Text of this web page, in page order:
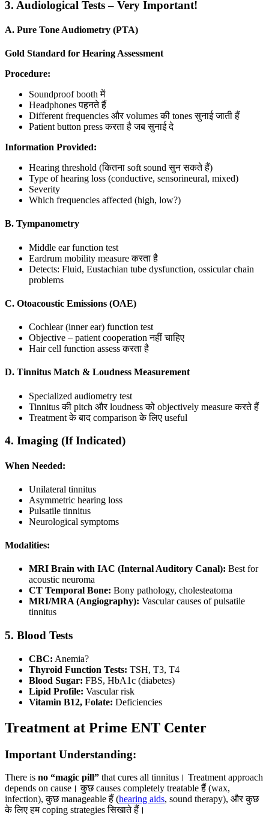
3. Audiological Tests – Very Important!
A. Pure Tone Audiometry (PTA)
Gold Standard for Hearing Assessment
Procedure:
Soundproof booth में
Headphones पहनते हैं
Different frequencies और volumes की tones सुनाई जाती हैं
Patient button press करता है जब सुनाई दे
Information Provided:
Hearing threshold (कितना soft sound सुन सकते हैं)
Type of hearing loss (conductive, sensorineural, mixed)
Severity
Which frequencies affected (high, low?)
B. Tympanometry
Middle ear function test
Eardrum mobility measure करता है
Detects: Fluid, Eustachian tube dysfunction, ossicular chain
problems
C. Otoacoustic Emissions (OAE)
Cochlear (inner ear) function test
Objective – patient cooperation नहीं चाहिए
Hair cell function assess करता है
D. Tinnitus Match & Loudness Measurement
Specialized audiometry test
Tinnitus की pitch और loudness को objectively measure करते हैं
Treatment के बाद comparison के लिए useful
4. Imaging (If Indicated)
When Needed:
Unilateral tinnitus
Asymmetric hearing loss
Pulsatile tinnitus
Neurological symptoms
Modalities:
MRI Brain with IAC (Internal Auditory Canal): Best for
acoustic neuroma
CT Temporal Bone: Bony pathology, cholesteatoma
MRI/MRA (Angiography): Vascular causes of pulsatile
tinnitus
5. Blood Tests
CBC: Anemia?
Thyroid Function Tests: TSH, T3, T4
Blood Sugar: FBS, HbA1c (diabetes)
Lipid Profile: Vascular risk
Vitamin B12, Folate: Deficiencies
Treatment at Prime ENT Center
Important Understanding:
There is no “magic pill” that cures all tinnitus। Treatment approach
depends on cause। कुछ causes completely treatable हैं (wax,
infection), कुछ manageable हैं (hearing aids, sound therapy), और कुछ
के लिए हम coping strategies सिखाते हैं।